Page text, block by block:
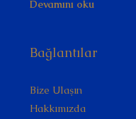
Devamını oku
Bağlantılar
Bize Ulaşın
Hakkımızda